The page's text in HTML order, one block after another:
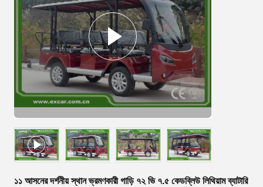
১১ আসনের দর্শনীয় স্থান ভ্রমণকারী গাড়ি ৭২ ভি ৭.৫ কেডব্লিউ লিথিয়াম ব্যাটারি